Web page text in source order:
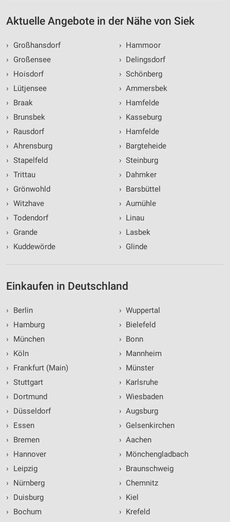
Aktuelle Angebote in der Nähe von Siek
›
Großhansdorf
›
Großensee
›
Hoisdorf
›
Lütjensee
›
Braak
›
Brunsbek
›
Rausdorf
› Ahrensburg
› Stapelfeld
› Trittau
›
Grönwohld
› Witzhave
› Todendorf
›
Grande
›
Kuddewörde
› Hammoor
› Delingsdorf
› Schönberg
› Ammersbek
› Hamfelde
› Kasseburg
› Hamfelde
› Bargteheide
› Steinburg
› Dahmker
› Barsbüttel
› Aumühle
› Linau
› Lasbek
› Glinde
Einkaufen in Deutschland
›
Berlin
›
Hamburg
›
München
›
Köln
›
Frankfurt (Main)
› Stuttgart
›
Dortmund
›
Düsseldorf
›
Essen
›
Bremen
›
Hannover
›
Leipzig
›
Nürnberg
›
Duisburg
›
Bochum
› Wuppertal
› Bielefeld
› Bonn
› Mannheim
› Münster
› Karlsruhe
› Wiesbaden
› Augsburg
› Gelsenkirchen
› Aachen
› Mönchengladbach
› Braunschweig
› Chemnitz
› Kiel
› Krefeld